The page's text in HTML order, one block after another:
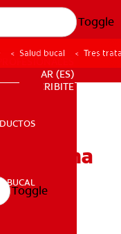
Toggle
SALUD BUCAL
AR (ES)
SUSCRIBITE
BUCAL
Toggle
Salud bucal Tres
una